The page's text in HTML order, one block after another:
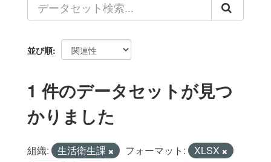
並び順
1 件のデータセットが見つ
かりました
組織: 生活衛生課 フォーマット:
XLSX